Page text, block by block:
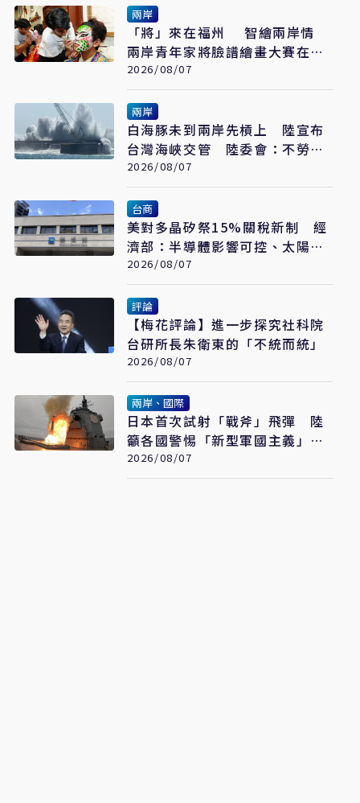
兩岸
「將」來在福州 智繪兩岸情
兩岸青年家將臉譜繪畫大賽在福
州開幕
2026/08/07
兩岸
白海豚未到兩岸先槓上 陸宣布
台灣海峽交管 陸委會：不勞費
心
2026/08/07
台商
美對多晶矽祭15%關稅新制 經
濟部：半導體影響可控、太陽能
產業衝擊有限
2026/08/07
評論
【梅花評論】進一步探究社科院
台研所長朱衛東的「不統而統」
2026/08/07
兩岸、國際
日本首次試射「戰斧」飛彈 陸
籲各國警惕「新型軍國主義」發
展
2026/08/07